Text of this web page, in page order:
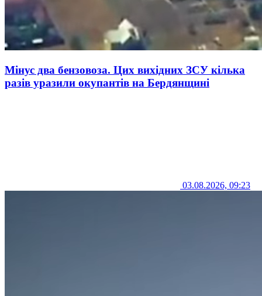
Мінус два бензовоза. Цих вихідних ЗСУ кілька
разів уразили окупантів на Бердянщині
03.08.2026, 09:23